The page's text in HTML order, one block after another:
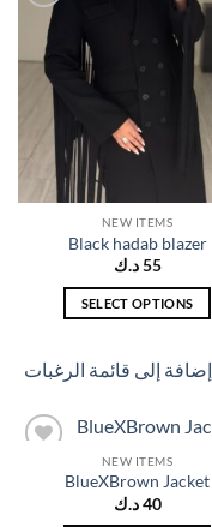
إضافة
قائمة
الرغبات
NEW ITEMS
Black hadab blazer
55 د.ك
SELECT OPTIONS
من
المختلفة
لهذا
المنتج.
يمكن
إضافة إلى قائمة الرغبات
NEW ITEMS
BlueXBrown Jacket
40 د.ك